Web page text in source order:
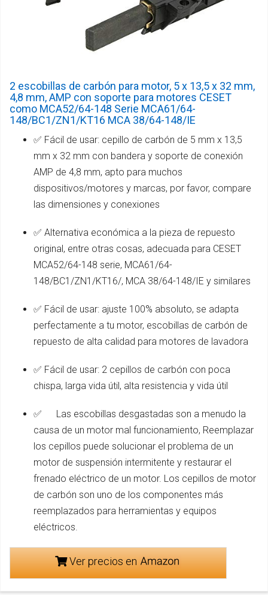
2 escobillas de carbón para motor, 5 x 13,5 x 32 mm,
4,8 mm, AMP con soporte para motores CESET
como MCA52/64-148 Serie MCA61/64-
148/BC1/ZN1/KT16 MCA 38/64-148/IE
✅ Fácil de usar: cepillo de carbón de 5 mm x 13,5
mm x 32 mm con bandera y soporte de conexión
AMP de 4,8 mm, apto para muchos
dispositivos/motores y marcas, por favor, compare
las dimensiones y conexiones
✅ Alternativa económica a la pieza de repuesto
original, entre otras cosas, adecuada para CESET
MCA52/64-148 serie, MCA61/64-
148/BC1/ZN1/KT16/, MCA 38/64-148/IE y similares
✅ Fácil de usar: ajuste 100% absoluto, se adapta
perfectamente a tu motor, escobillas de carbón de
repuesto de alta calidad para motores de lavadora
✅ Fácil de usar: 2 cepillos de carbón con poca
chispa, larga vida útil, alta resistencia y vida útil
✅ ‍ ️ ‍ ️ ️ Las escobillas desgastadas son a menudo la
causa de un motor mal funcionamiento, Reemplazar
los cepillos puede solucionar el problema de un
motor de suspensión intermitente y restaurar el
frenado eléctrico de un motor. Los cepillos de motor
de carbón son uno de los componentes más
reemplazados para herramientas y equipos
eléctricos.
Ver precios en